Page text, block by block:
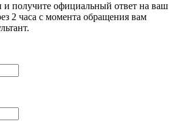
и получите официальный ответ на ваш
2 часа с момента обращения вам